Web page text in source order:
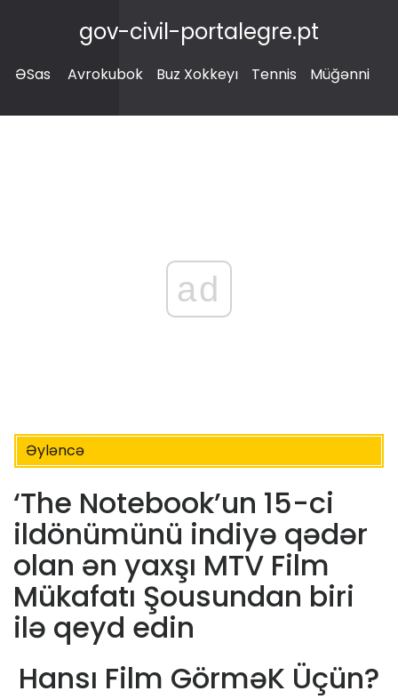
gov-civil-portalegre.pt
ƏSas Avrokubok Buz Xokkeyı Tennis Müğənni
ad
Əyləncə
‘The Notebook’un 15-ci
ildönümünü indiyə qədər
olan ən yaxşı MTV Film
Mükafatı Şousundan biri
ilə qeyd edin
Hansı Film GörməK Üçün?